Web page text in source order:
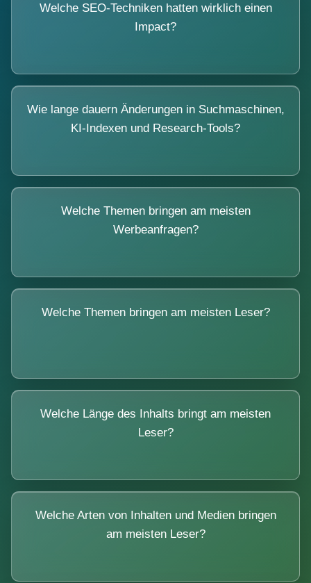
Welche SEO-Techniken hatten wirklich einen
Impact?
Wie lange dauern Änderungen in Suchmaschinen,
KI-Indexen und Research-Tools?
Welche Themen bringen am meisten
Werbeanfragen?
Welche Themen bringen am meisten Leser?
Welche Länge des Inhalts bringt am meisten
Leser?
Welche Arten von Inhalten und Medien bringen
am meisten Leser?